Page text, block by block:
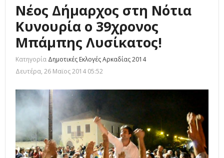
Νέος Δήμαρχος στη Νότια
Κυνουρία ο 39χρονος
Μπάμπης Λυσίκατος!
Κατηγορία Δημοτικές Εκλογές Αρκαδίας 2014
Δευτέρα, 26 Μαϊος 2014 05:52